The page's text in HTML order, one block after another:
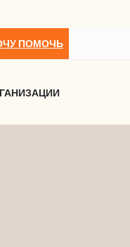
ПОМОЧЬ